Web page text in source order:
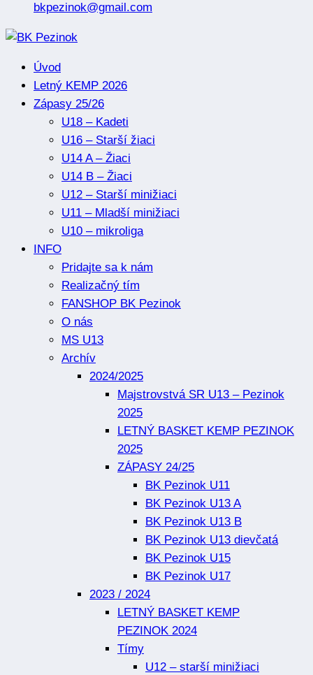
bkpezinok@gmail.com
Úvod
Letný KEMP 2026
Zápasy 25/26
U18 – Kadeti
U16 – Starší žiaci
U14 A – Žiaci
U14 B – Žiaci
U12 – Starší minižiaci
U11 – Mladší minižiaci
U10 – mikroliga
INFO
Pridajte sa k nám
Realizačný tím
FANSHOP BK Pezinok
O nás
MS U13
Archív
2024/2025
Majstrovstvá SR U13 – Pezinok
2025
LETNÝ BASKET KEMP PEZINOK
2025
ZÁPASY 24/25
BK Pezinok U11
BK Pezinok U13 A
BK Pezinok U13 B
BK Pezinok U13 dievčatá
BK Pezinok U15
BK Pezinok U17
2023 / 2024
LETNÝ BASKET KEMP
PEZINOK 2024
Tímy
U12 – starší minižiaci